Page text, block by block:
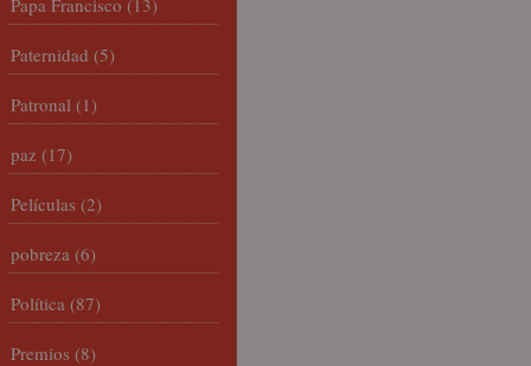
Papa Francisco (13)
Paternidad (5)
Patronal (1)
paz (17)
Películas (2)
pobreza (6)
Política (87)
Premios (8)